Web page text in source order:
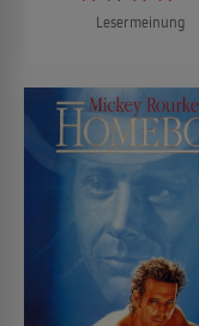
Lesermeinung